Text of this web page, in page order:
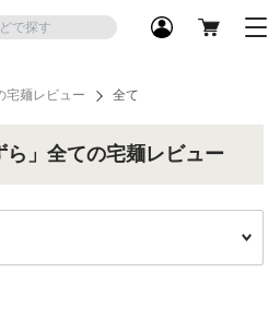
宅麺レビュー 全て
ら」全ての宅麺レビュー